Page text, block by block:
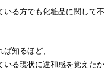
いる方でも化粧品に関して不
知るほど、
いる現状に違和感を覚えたか